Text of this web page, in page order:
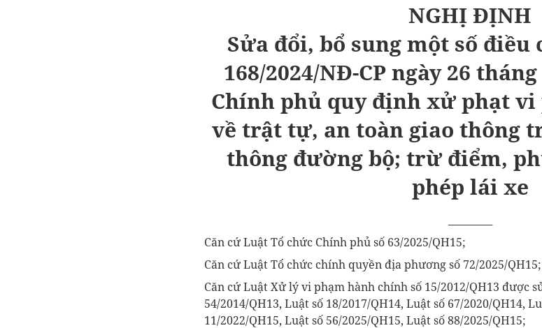
NGHỊ ĐỊNH
Sửa đổi, bổ sung một số điều
168/2024/NĐ-CP ngày26
Chính phủ quy định xử phạt
về trật tự, an toàn giao thông
thông đường bộ; trừ điểm,
phép lái xe
Căn cứ Luật Tổ chức Chính phủ số 63/2025/QH15;
Căn cứ Luật Tổ chức chính quyền địa phương số 72/2025/QH15;
Căn cứ Luật Xử lý vi phạm hành chính số 15/2012/QH13 được
54/2014/QH13, Luật số 18/2017/QH14, Luật số 67/2020/QH14,
11/2022/QH15, Luật số 56/2025/QH15, Luật số 88/2025/QH15;